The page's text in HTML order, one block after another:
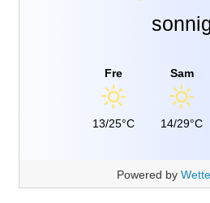
Fre
13/25°C
Sam
14/29°C
Powered by